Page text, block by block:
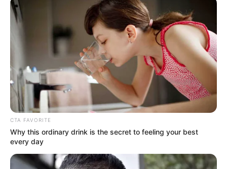
CTA FAVORITE
Why this ordinary drink is the secret to feeling your best
every day